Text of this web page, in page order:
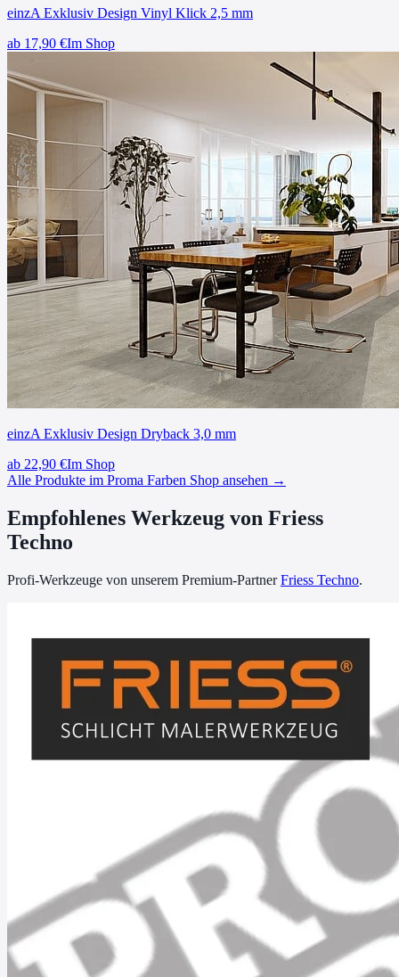
einzA Exklusiv Design Vinyl Klick 2,5 mm
ab 17,90 €Im Shop
einzA Exklusiv Design Dryback 3,0 mm
ab 22,90 €Im Shop
Alle Produkte im Proma Farben Shop ansehen →
Empfohlenes Werkzeug von Friess
Techno
Profi-Werkzeuge von unserem Premium-Partner Friess Techno.